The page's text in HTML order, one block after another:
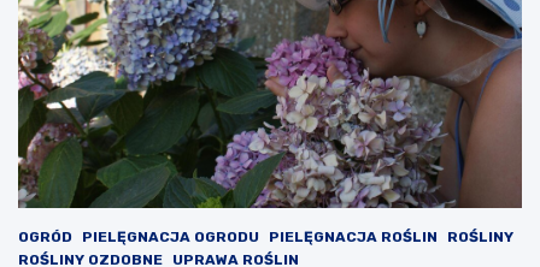
OGRÓD PIELĘGNACJA OGRODU PIELĘGNACJA ROŚLIN
ROŚLINY
ROŚLINY OZDOBNE
UPRAWA ROŚLIN